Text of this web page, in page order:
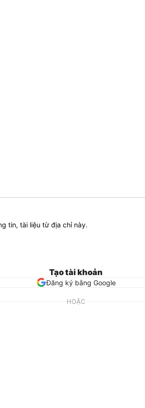
tin, tài liệu từ địa chỉ này.
Tạo tài khoản
Đăng ký bằng Google
HOẶC